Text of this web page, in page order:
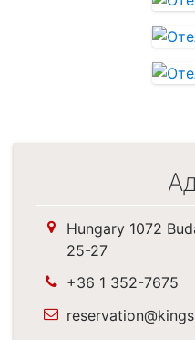
Hungary 1072
25-27
+36 1 352-7675